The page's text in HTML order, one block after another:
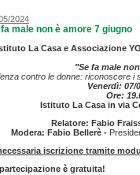
2024
male non è amore 7 giugno
La Casa e Associazione
"Se fa male
contro le donne: riconoscere i
Venerdì: 07/
Ore:
Istituto La Casa in via
Relatore: Fabio
Modera: Fabio Bellerè -
iscrizione tramite
è gratuita!